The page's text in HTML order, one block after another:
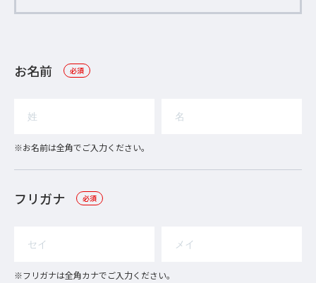
お名前 必須
※お名前は全角でご入力ください。
フリガナ 必須
※フリガナは全角カナでご入力ください。